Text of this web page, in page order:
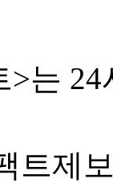
>는
트제